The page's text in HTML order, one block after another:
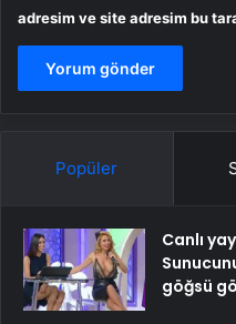
adresim ve site adresim bu
Popüler
Canlı
göğsü